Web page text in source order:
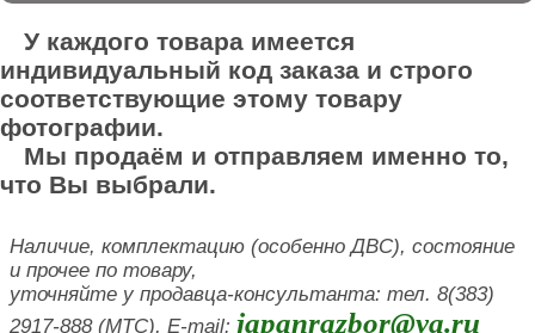
У каждого товара имеется
индивидуальный код заказа и строго
соответствующие этому товару
фотографии.
Мы продаём и отправляем именно то,
что Вы выбрали.
Наличие, комплектацию (особенно ДВС), состояние
и прочее по товару,
уточняйте у продавца-консультанта: тел. 8(383)
2917-888 (МТС), E-mail: japanrazbor@ya.ru